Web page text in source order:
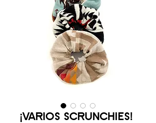
¡VARIOS SCRUNCHIES!